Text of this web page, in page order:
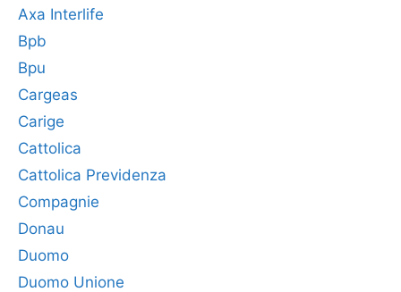
Axa Interlife
Bpb
Bpu
Cargeas
Carige
Cattolica
Cattolica Previdenza
Compagnie
Donau
Duomo
Duomo Unione